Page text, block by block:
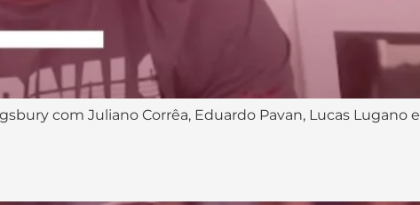
com Juliano Corrêa, Eduardo Pavan, Lucas Lugano e